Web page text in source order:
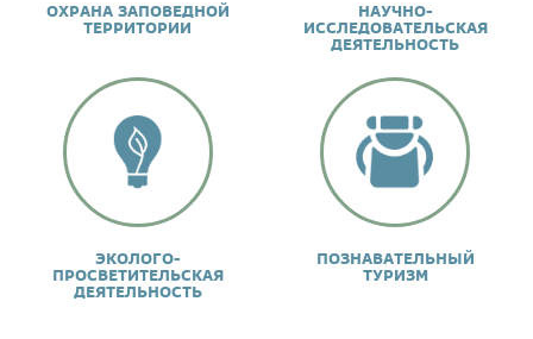
ОХРАНА ЗАПОВЕДНОЙ
ТЕРРИТОРИИ
НАУЧНО-
ИССЛЕДОВАТЕЛЬСКАЯ
ДЕЯТЕЛЬНОСТЬ
ЭКОЛОГО-
ПРОСВЕТИТЕЛЬСКАЯ
ДЕЯТЕЛЬНОСТЬ
ПОЗНАВАТЕЛЬНЫЙ
ТУРИЗМ